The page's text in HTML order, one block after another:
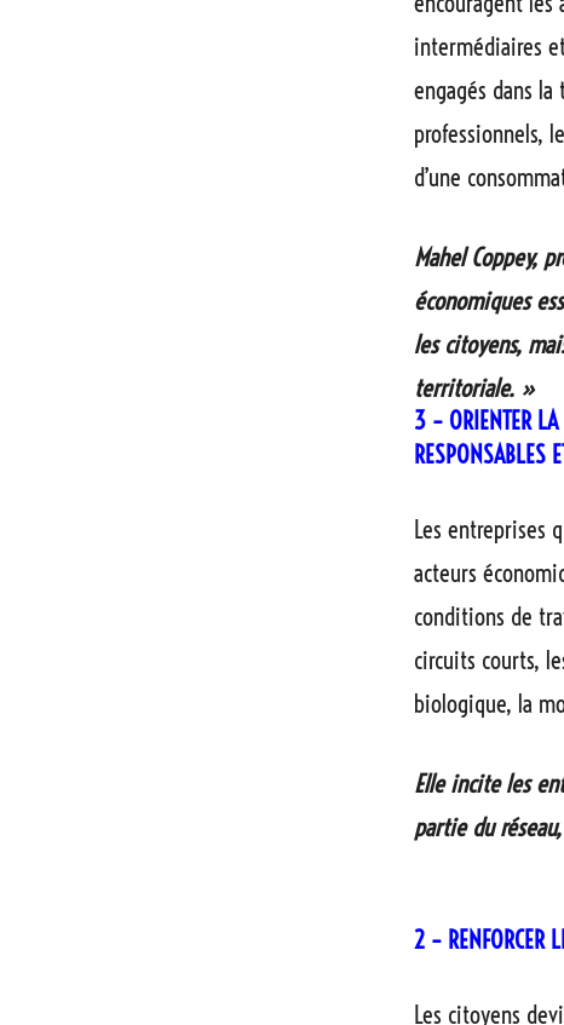
intermédiaires
engagés dans
professionnels,
d’une
Mahel Coppey,
économiques
les citoyens,
territoriale. »
3 – ORIENTER LA
RESPONSABLES
Les entreprises
acteurs
conditions de
circuits courts,
biologique, la
Elle incite les
partie du
2 – RENFORCER
Les citoyens